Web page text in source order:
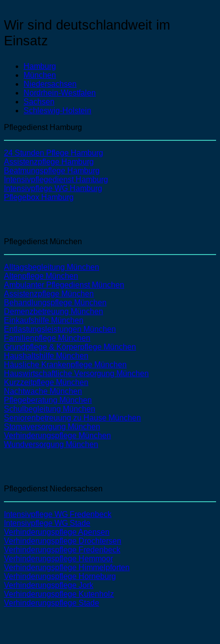
Wir sind deutschlandweit im
Einsatz
Hamburg
München
Niedersachsen
Nordrhein-Westfalen
Sachsen
Schleswig-Holstein
Pflegedienst Hamburg
24 Stunden Pflege Hamburg
Assistenzpflege Hamburg
Beatmungspflege Hamburg
Intensivpflegedienst Hamburg
Intensivpflege WG Hamburg
Pflegebox Hamburg
Pflegedienst München
Alltagsbegleitung München
Altenpflege München
Ambulanter Pflegedienst München
Assistenzpflege München
Behandlungspflege München
Demenzbetreuung München
Einkaufshilfe München
Entlastungsleistungen München
Familienpflege München
Grundpflege & Körperpflege München
Haushaltshilfe München
Häusliche Krankenpflege München
Hauswirtschaftliche Versorgung München
Kurzzeitpflege München
Nachtwache München
Pflegeberatung München
Schulbegleitung München
Seniorenbetreuung zu Hause München
Stomaversorgung München
Verhinderungspflege München
Wundversorgung München
Pflegedienst Niedersachsen
Intensivpflege WG Fredenbeck
Intensivpflege WG Stade
Verhinderungspflege Apensen
Verhinderungspflege Drochtersen
Verhinderungspflege Fredenbeck
Verhinderungspflege Hemmoor
Verhinderungspflege Himmelpforten
Verhinderungspflege Horneburg
Verhinderungspflege Jork
Verhinderungspflege Kutenholz
Verhinderungspflege Stade